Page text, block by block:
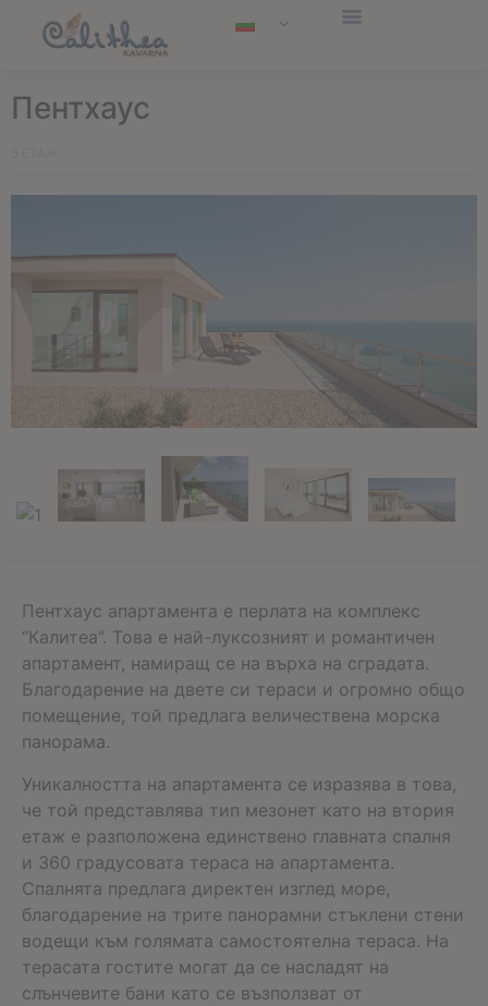
Пентхаус
Пентхаус апартамента е перлата на комплекс
“Калитеа”. Това е най-луксозният и романтичен
апартамент, намиращ се на върха на сградата.
Благодарение на двете си тераси и огромно общо
помещение, той предлага величествена морска
панорама.
Уникалността на апартамента се изразява в това,
че той представлява тип мезонет като на втория
етаж е разположена единствено главната спалня
и 360 градусовата тераса на апартамента.
Спалнята предлага директен изглед море,
благодарение на трите панорамни стъклени стени
водещи към голямата самостоятелна тераса. На
терасата гостите могат да се насладят на
слънчевите бани като се възползват от